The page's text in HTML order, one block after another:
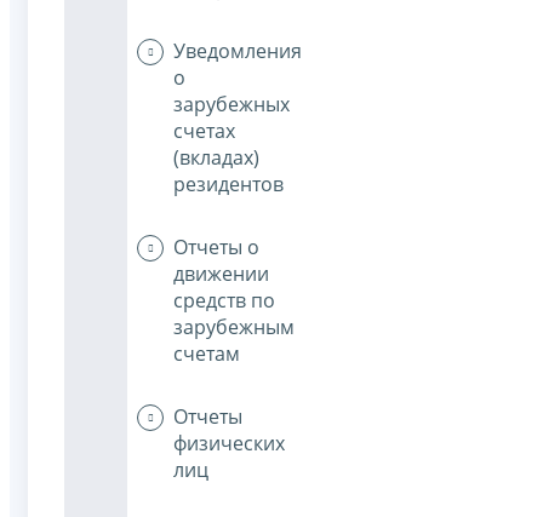
Уведомления
о
зарубежных
счетах
(вкладах)
резидентов
Отчеты о
движении
средств по
зарубежным
счетам
Отчеты
физических
лиц